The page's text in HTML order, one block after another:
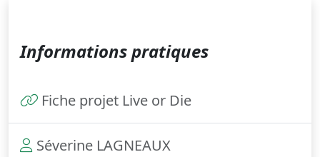
Informations pratiques
Fiche projet Live or Die
Séverine LAGNEAUX